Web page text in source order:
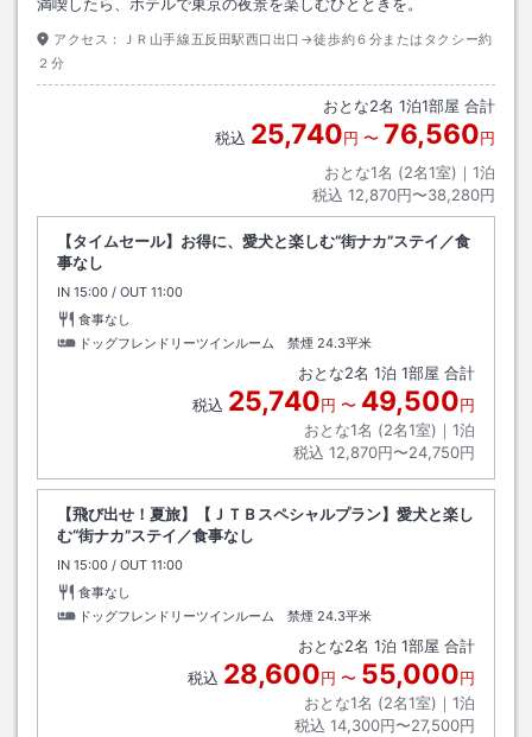
満喫したら、ホテルで東京の夜景を楽しむひとときを。
アクセス：
ＪＲ山手線五反田駅西口出口→徒歩約６分またはタクシー約
２分
おとな2名 1泊1部屋 合計
税込 25,740円 〜 76,560円
おとな1名 (2名1室)｜ 1泊
税込 12,870円〜38,280円
【タイムセール】お得に、愛犬と楽しむ“街ナカ”ステイ／食
事なし
IN チェックイン
15:00 / OUT チェックアウト
11:00
食事なし
ドッグフレンドリーツインルーム 禁煙 24.3平米
おとな2名 1泊 1部屋 合計
税込 25,740円 〜 49,500円
おとな1名 (2名1室)｜ 1泊
税込 12,870円〜24,750円
【飛び出せ！夏旅】【ＪＴＢスペシャルプラン】愛犬と楽し
む“街ナカ”ステイ／食事なし
IN チェックイン
15:00 / OUT チェックアウト
11:00
食事なし
ドッグフレンドリーツインルーム 禁煙 24.3平米
おとな2名 1泊 1部屋 合計
税込 28,600円 〜 55,000円
おとな1名 (2名1室)｜ 1泊
税込 14,300円〜27,500円